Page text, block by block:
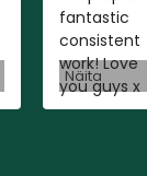
fantastic
consistent
work! Love
you guys x
Näita